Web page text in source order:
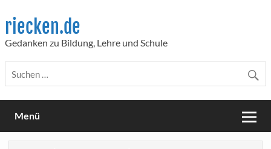
content
riecken.de
Gedanken zu Bildung, Lehre und Schule
Menü